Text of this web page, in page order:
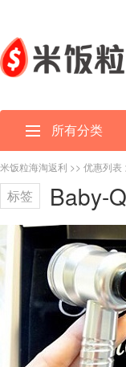
所有分类
米饭粒海淘返利 >> 优惠列表
标签 Baby-